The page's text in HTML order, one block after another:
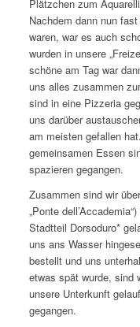
Plätzchen zum
Nachdem dann nun
waren, war es auch
wurden in unsere
schöne am Tag war
uns alles zusammen
sind in eine Pizzeria
uns darüber
am meisten gefallen
gemeinsamen Essen
spazieren gegangen.
Zusammen sind wir
„Ponte
Stadtteil Dorsoduro*
uns ans Wasser
bestellt und uns
etwas spät wurde, sind
unsere Unterkunft
gegangen.